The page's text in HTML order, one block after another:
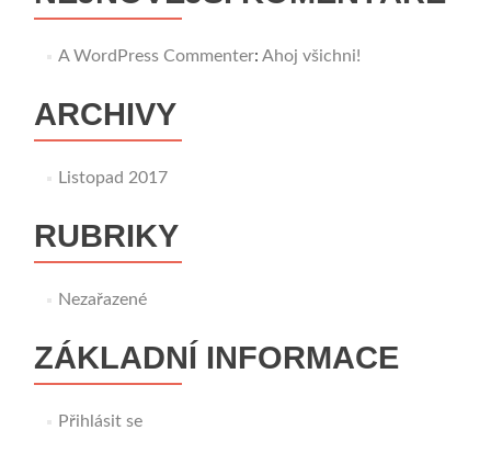
A WordPress Commenter: Ahoj všichni!
ARCHIVY
Listopad 2017
RUBRIKY
Nezařazené
ZÁKLADNÍ INFORMACE
Přihlásit se